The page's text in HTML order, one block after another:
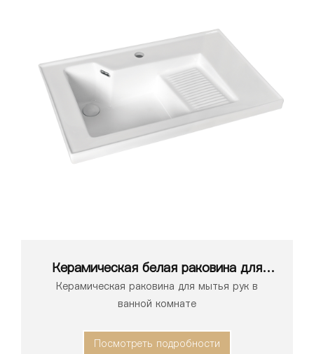
Керамическая белая раковина для
ванной комнаты серии 1189
Керамическая раковина для мытья рук в
ванной комнате
Посмотреть подробности